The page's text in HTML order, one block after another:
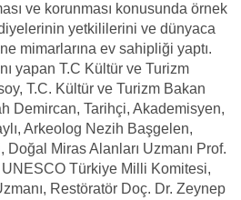
ve korunması konusunda örnek
yetkililerini ve dünyaca
mimarlarına ev sahipliği yaptı.
yapan T.C Kültür ve Turizm
T.C. Kültür ve Turizm Bakan
Demircan, Tarihçi, Akademisyen,
Arkeolog Nezih Başgelen,
Miras Alanları Uzmanı Prof.
UNESCO Türkiye Milli Komitesi,
Restöratör Doç. Dr. Zeynep